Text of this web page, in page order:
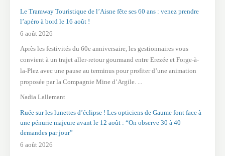
Le Tramway Touristique de l’Aisne fête ses 60 ans : venez prendre
l’apéro à bord le 16 août !
6 août 2026
Après les festivités du 60e anniversaire, les gestionnaires vous
convient à un trajet aller-retour gourmand entre Erezée et Forge-à-
la-Plez avec une pause au terminus pour profiter d’une animation
proposée par la Compagnie Mine d’Argile. ...
Nadia Lallemant
Ruée sur les lunettes d’éclipse ! Les opticiens de Gaume font face à
une pénurie majeure avant le 12 août : “On observe 30 à 40
demandes par jour”
6 août 2026